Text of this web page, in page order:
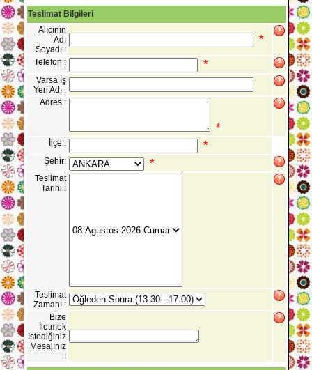
Teslimat Bilgileri
Alıcının
Adı
Soyadı :
*
Telefon : *
Varsa İş
Yeri Adı :
Adres :
*
İlçe : *
Şehir: *
Teslimat
Tarihi :
Teslimat
Zamanı :
Bize
İletmek
İstediğiniz
Mesajınız
: